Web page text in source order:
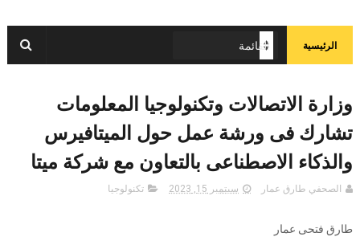
الرئيسية
وزارة الاتصالات وتكنولوجيا المعلومات
تشارك فى ورشة عمل حول الميتافيرس
والذكاء الاصطناعى بالتعاون مع شركة ميتا
الصحفي طارق عمار سبتمبر 15, 2023 تكنولوجيا
طارق فتحى عمار